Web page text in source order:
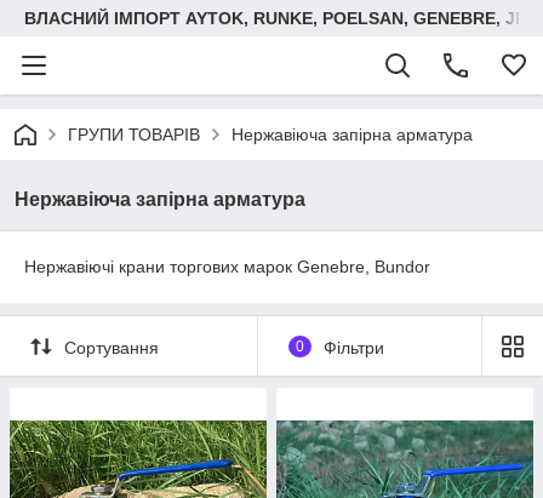
ВЛАСНИЙ ІМПОРТ AYTOK, RUNKE, POELSAN, GENEBRE,
ГРУПИ ТОВАРІВ Нержавіюча запірна арматура
Нержавіюча запірна арматура
Нержавіючі крани торгових марок Genebre, Bundor
Сортування 0 Фільтри